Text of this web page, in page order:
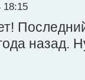
18:15
назад.